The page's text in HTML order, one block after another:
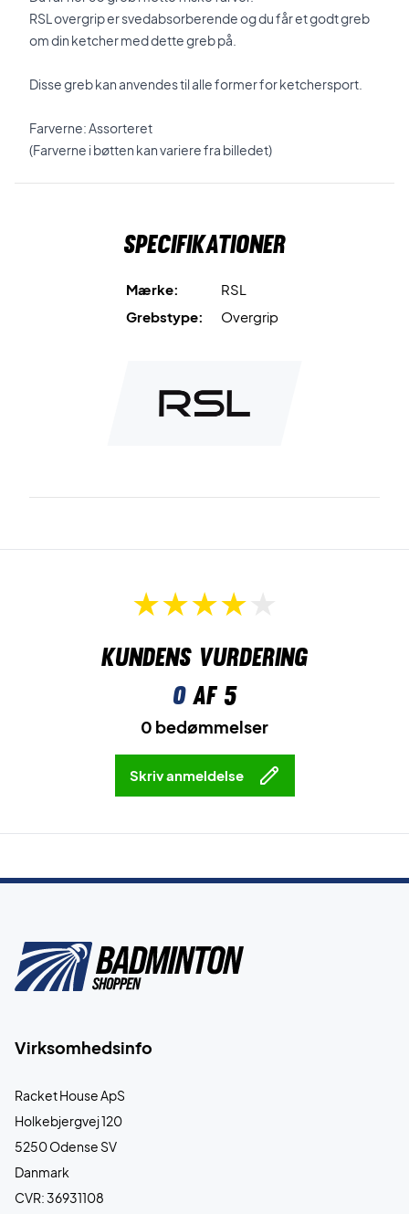
RSL overgrip er svedabsorberende og du får et godt greb
om din ketcher med dette greb på.
Disse greb kan anvendes til alle former for ketchersport.
Farverne: Assorteret
(Farverne i bøtten kan variere fra billedet)
Specifikationer
Mærke:
RSL
Grebstype:
Overgrip
Kundens vurdering
0af 5
0 bedømmelser
Skriv anmeldelse
Virksomhedsinfo
Racket House ApS
Holkebjergvej 120
5250 Odense SV
Danmark
CVR: 36931108